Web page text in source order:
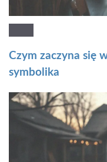
Czym zaczyna się
symbolika